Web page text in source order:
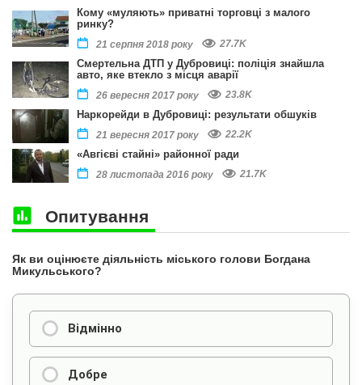
Кому «муляють» приватні торговці з малого
ринку?
21 серпня 2018 року 27.7K
Смертельна ДТП у Дубровиці: поліція знайшла
авто, яке втекло з місця аварії
26 вересня 2017 року 23.8K
Наркорейди в Дубровиці: результати обшуків
21 вересня 2017 року 22.2K
«Авгієві стайні» районної ради
28 листопада 2016 року 21.7K
Опитування
Як ви оцінюєте діяльність міського голови Богдана
Микульського?
Відмінно
Добре